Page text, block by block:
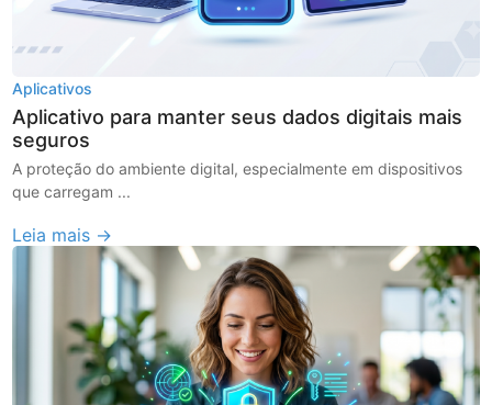
Aplicativos
Aplicativo para manter seus dados digitais mais
seguros
A proteção do ambiente digital, especialmente em dispositivos
que carregam ...
Leia mais →